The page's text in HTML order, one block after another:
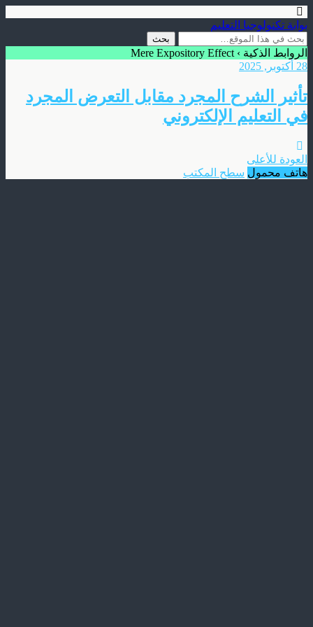
بوابة تكنولوجيا التعليم
الروابط الذكية › Mere Expository Effect
28 أكتوبر, 2025
تأثير الشرح المجرد مقابل التعرض المجرد
في التعليم الإلكتروني
العودة للأعلى
هاتف محمول سطح المكتب